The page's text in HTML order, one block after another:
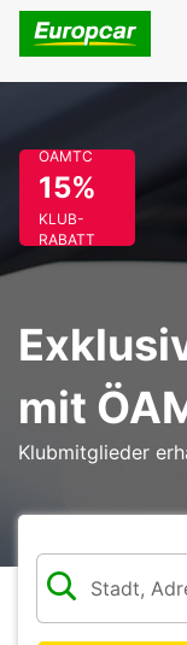
ÖAMTC
15%
KLUB-
RABATT
mit
Klubmitglieder